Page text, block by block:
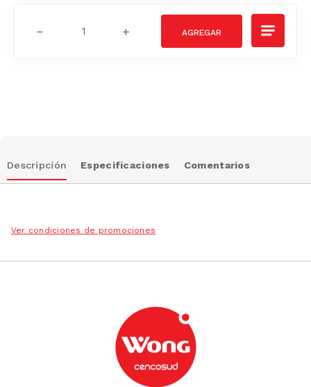
＋
－
Descripción Especificaciones Comentarios
Ver condiciones de promociones